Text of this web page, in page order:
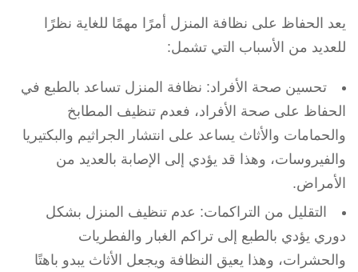
يعد الحفاظ على نظافة المنزل أمرًا مهمًا للغاية نظرًا
للعديد من الأسباب التي تشمل:
تحسين صحة الأفراد: نظافة المنزل تساعد بالطبع في
الحفاظ على صحة الأفراد، فعدم تنظيف المطابخ
والحمامات والأثاث يساعد على انتشار الجراثيم والبكتيريا
والفيروسات، وهذا قد يؤدي إلى الإصابة بالعديد من
الأمراض.
التقليل من التراكمات: عدم تنظيف المنزل بشكل
دوري يؤدي بالطبع إلى تراكم الغبار والفطريات
والحشرات، وهذا يعيق النظافة ويجعل الأثاث يبدو باهتًا